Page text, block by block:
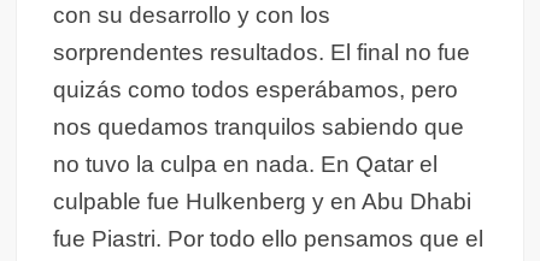
con su desarrollo y con los
sorprendentes resultados. El final no fue
quizás como todos esperábamos, pero
nos quedamos tranquilos sabiendo que
no tuvo la culpa en nada. En Qatar el
culpable fue Hulkenberg y en Abu Dhabi
fue Piastri. Por todo ello pensamos que el